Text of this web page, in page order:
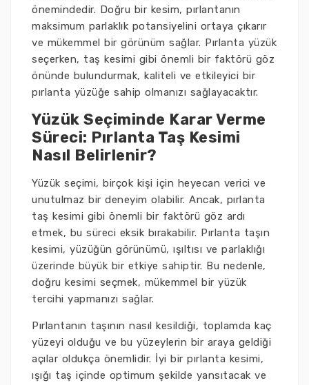
önemindedir. Doğru bir kesim, pırlantanın
maksimum parlaklık potansiyelini ortaya çıkarır
ve mükemmel bir görünüm sağlar. Pırlanta yüzük
seçerken, taş kesimi gibi önemli bir faktörü göz
önünde bulundurmak, kaliteli ve etkileyici bir
pırlanta yüzüğe sahip olmanızı sağlayacaktır.
Yüzük Seçiminde Karar Verme
Süreci: Pırlanta Taş Kesimi
Nasıl Belirlenir?
Yüzük seçimi, birçok kişi için heyecan verici ve
unutulmaz bir deneyim olabilir. Ancak, pırlanta
taş kesimi gibi önemli bir faktörü göz ardı
etmek, bu süreci eksik bırakabilir. Pırlanta taşın
kesimi, yüzüğün görünümü, ışıltısı ve parlaklığı
üzerinde büyük bir etkiye sahiptir. Bu nedenle,
doğru kesimi seçmek, mükemmel bir yüzük
tercihi yapmanızı sağlar.
Pırlantanın taşının nasıl kesildiği, toplamda kaç
yüzeyi olduğu ve bu yüzeylerin bir araya geldiği
açılar oldukça önemlidir. İyi bir pırlanta kesimi,
ışığı taş içinde optimum şekilde yansıtacak ve